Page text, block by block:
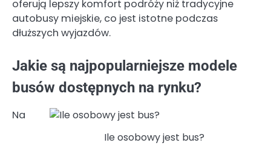
oferują lepszy komfort podróży niż tradycyjne
autobusy miejskie, co jest istotne podczas
dłuższych wyjazdów.
Jakie są najpopularniejsze modele
busów dostępnych na rynku?
Ile osobowy jest bus?
Na